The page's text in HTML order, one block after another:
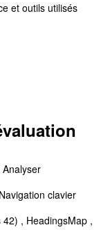
et outils utilisés
clavier
, HeadingsMap ,